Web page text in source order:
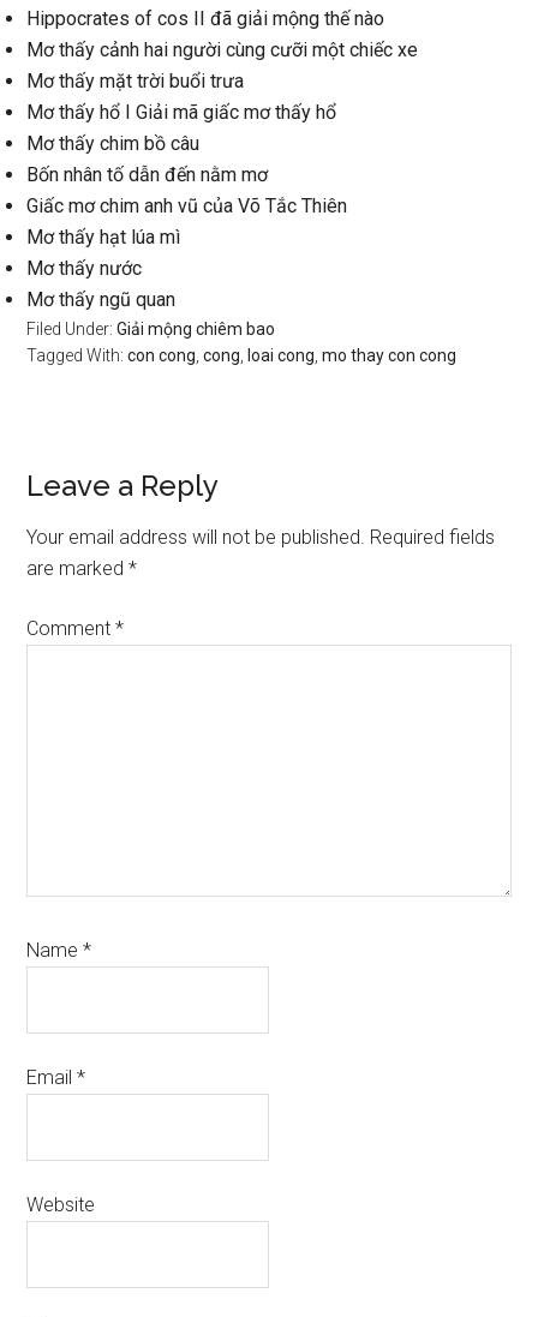
Hippocrates of cos II đã giải mộng thế nào
Mơ thấy cảnh hai người cùng cưỡi một chiếc xe
Mơ thấy mặt trời buổi trưa
Mơ thấy hổ I Giải mã giấc mơ thấy hổ
Mơ thấy chim bồ câu
Bốn nhân tố dẫn đến nằm mơ
Giấc mơ chim anh vũ của Võ Tắc Thiên
Mơ thấy hạt lúa mì
Mơ thấy nước
Mơ thấy ngũ quan
Filed Under:Giải mộng chiêm bao
Tagged With:con cong ,cong loai cong ,mo thay con cong
Reader
Interactions
Leave a Reply
Your email address will not be published. Required fields
are marked*
Comment*
Name*
Email*
Website